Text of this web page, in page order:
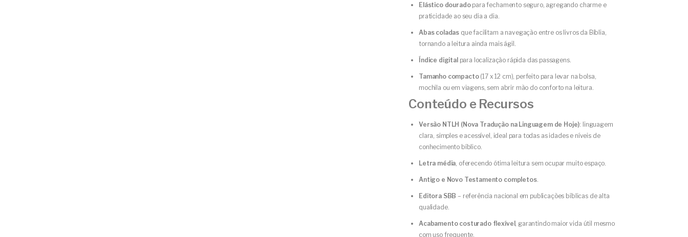
Elástico douradopara fechamento seguro, agregando charme e
praticidade ao seu dia a dia.
Abas coladas que facilitam a navegação entre os livros da Bíblia,
tornando a leitura ainda mais ágil.
Índice digital para localização rápida das passagens.
Tamanho compacto(17 x 12 cm), perfeito para levar na bolsa,
mochila ou em viagens, sem abrir mão do conforto na leitura.
Conteúdo e Recursos
Versão NTLH (Nova Tradução na Linguagem de Hoje): linguagem
clara, simples e acessível, ideal para todas as idades e níveis de
conhecimento bíblico.
Letra média , oferecendo ótima leitura sem ocupar muito espaço.
Antigo e Novo Testamento completos.
Editora SBB – referência nacional em publicações bíblicas de alta
qualidade.
Acabamento costurado flexível
, garantindo maior vida útil mesmo
com uso frequente.